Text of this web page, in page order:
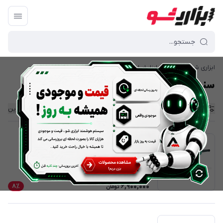
ابزاری شو | بازار آنلاین ابزار ایران / ابزار نجاری / سنباده زن
سنباده زن
فیلتر محصولات ترتیب نمایش : جدیدترین
سمباده لرزان متوسط دی سی ای مدل ASB03-185
5
7,500,000
6,900,000 تومان 8٪